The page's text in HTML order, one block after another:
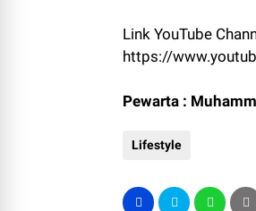
Link YouTube
https://
Pewarta :
Lifestyle